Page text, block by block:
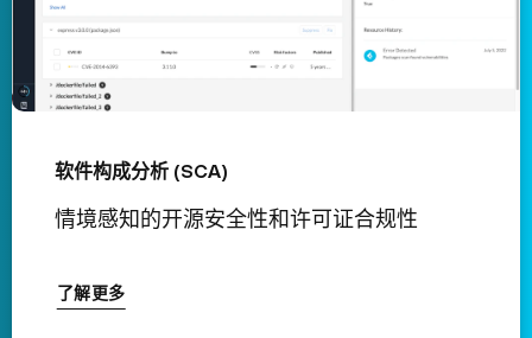
软件构成分析 (SCA)
情境感知的开源安全性和许可证合规性
了解更多